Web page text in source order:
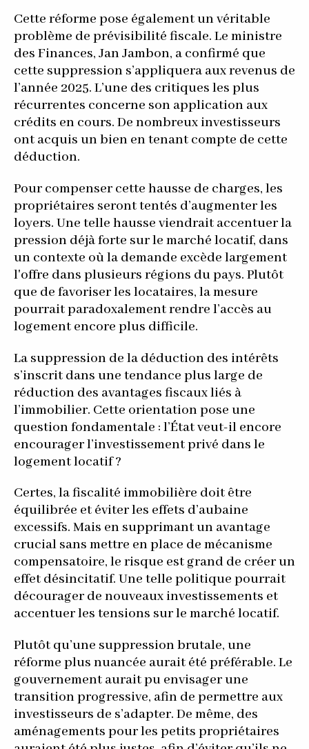
Cette réforme pose également un véritable
problème de prévisibilité fiscale. Le ministre
des Finances, Jan Jambon, a confirmé que
cette suppression s’appliquera aux revenus de
l’année 2025. L’une des critiques les plus
récurrentes concerne son application aux
crédits en cours. De nombreux investisseurs
ont acquis un bien en tenant compte de cette
déduction.
Pour compenser cette hausse de charges, les
propriétaires seront tentés d’augmenter les
loyers. Une telle hausse viendrait accentuer la
pression déjà forte sur le marché locatif, dans
un contexte où la demande excède largement
l'offre dans plusieurs régions du pays. Plutôt
que de favoriser les locataires, la mesure
pourrait paradoxalement rendre l’accès au
logement encore plus difficile.
La suppression de la déduction des intérêts
s’inscrit dans une tendance plus large de
réduction des avantages fiscaux liés à
l’immobilier. Cette orientation pose une
question fondamentale : l’État veut-il encore
encourager l’investissement privé dans le
logement locatif ?
Certes, la fiscalité immobilière doit être
équilibrée et éviter les effets d’aubaine
excessifs. Mais en supprimant un avantage
crucial sans mettre en place de mécanisme
compensatoire, le risque est grand de créer un
effet désincitatif. Une telle politique pourrait
décourager de nouveaux investissements et
accentuer les tensions sur le marché locatif.
Plutôt qu’une suppression brutale, une
réforme plus nuancée aurait été préférable. Le
gouvernement aurait pu envisager une
transition progressive, afin de permettre aux
investisseurs de s’adapter. De même, des
aménagements pour les petits propriétaires